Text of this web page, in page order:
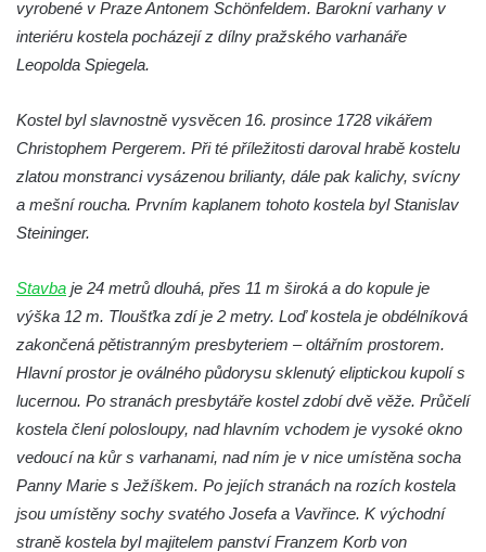
Křížová cesta Římov – XII. kaple – Vodní
brána
Křížová cesta Římov – XI. kaple – Ježíš
Křížová cesta Římov – IX. kaple – U
svázán a ze zahrady vyhnán
Křížová cesta Římov – VII. kaple – Políbení
Jidášovo
Křížová cesta Římov – VI. kaple – Olivetská
hora (Getsemanská zahrada)
Křížová cesta Římov – IV. kaple – Pustá ves
Křížová cesta Římov – III. kaple – Stádní
vyrobené v Praze Antonem Schönfeldem. Barokní varhany v
interiéru kostela pocházejí z dílny pražského varhanáře
Leopolda Spiegela.
Kostel byl slavnostně vysvěcen 16. prosince 1728 vikářem
Christophem Pergerem. Při té příležitosti daroval hrabě kostelu
zlatou monstranci vysázenou brilianty, dále pak kalichy, svícny
a mešní roucha. Prvním kaplanem tohoto kostela byl Stanislav
Steininger.
Stavba je 24 metrů dlouhá, přes 11 m široká a do kopule je
výška 12 m. Tloušťka zdí je 2 metry. Loď kostela je obdélníková
zakončená pětistranným presbyteriem – oltářním prostorem.
Hlavní prostor je oválného půdorysu sklenutý eliptickou kupolí s
lucernou. Po stranách presbytáře kostel zdobí dvě věže. Průčelí
kostela člení polosloupy, nad hlavním vchodem je vysoké okno
vedoucí na kůr s varhanami, nad ním je v nice umístěna socha
Panny Marie s Ježíškem. Po jejích stranách na rozích kostela
jsou umístěny sochy svatého Josefa a Vavřince. K východní
straně kostela byl majitelem panství Franzem Korb von